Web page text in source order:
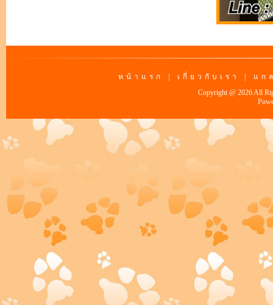
หน้าแรก | เกี่ยวกับเรา |
แก
Copyright @ 2026 All